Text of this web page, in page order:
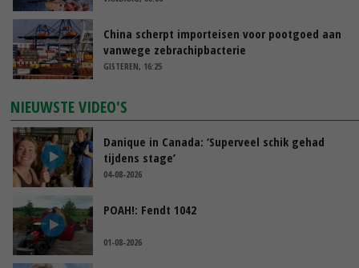
China scherpt importeisen voor pootgoed aan
vanwege zebrachipbacterie
GISTEREN, 16:25
NIEUWSTE VIDEO'S
Danique in Canada: ‘Superveel schik gehad
tijdens stage’
04-08-2026
POAH!: Fendt 1042
01-08-2026